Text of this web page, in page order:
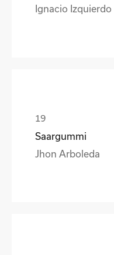
Ignacio Izquierdo
Saargummi
Jhon Arboleda